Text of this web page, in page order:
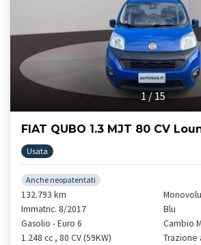
1/15
FIAT QUBO 1.3 MJT 80 CV
Usata
Anche neopatentati
132.793 km
Immatric. 8/2017
Gasolio - Euro 6
1.248 cc , 80 CV (59KW)
Blu
Cambio
Trazione